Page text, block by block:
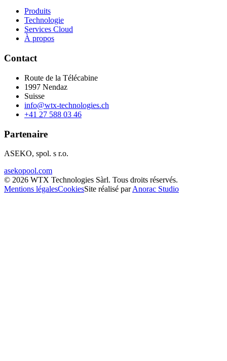
Produits
Technologie
Services Cloud
À propos
Contact
Route de la Télécabine
1997 Nendaz
Suisse
info@wtx-technologies.ch
+41 27 588 03 46
Partenaire
ASEKO, spol. s r.o.
asekopool.com
© 2026 WTX Technologies Sàrl. Tous droits réservés.
Mentions légalesCookiesSite réalisé par Anorac Studio